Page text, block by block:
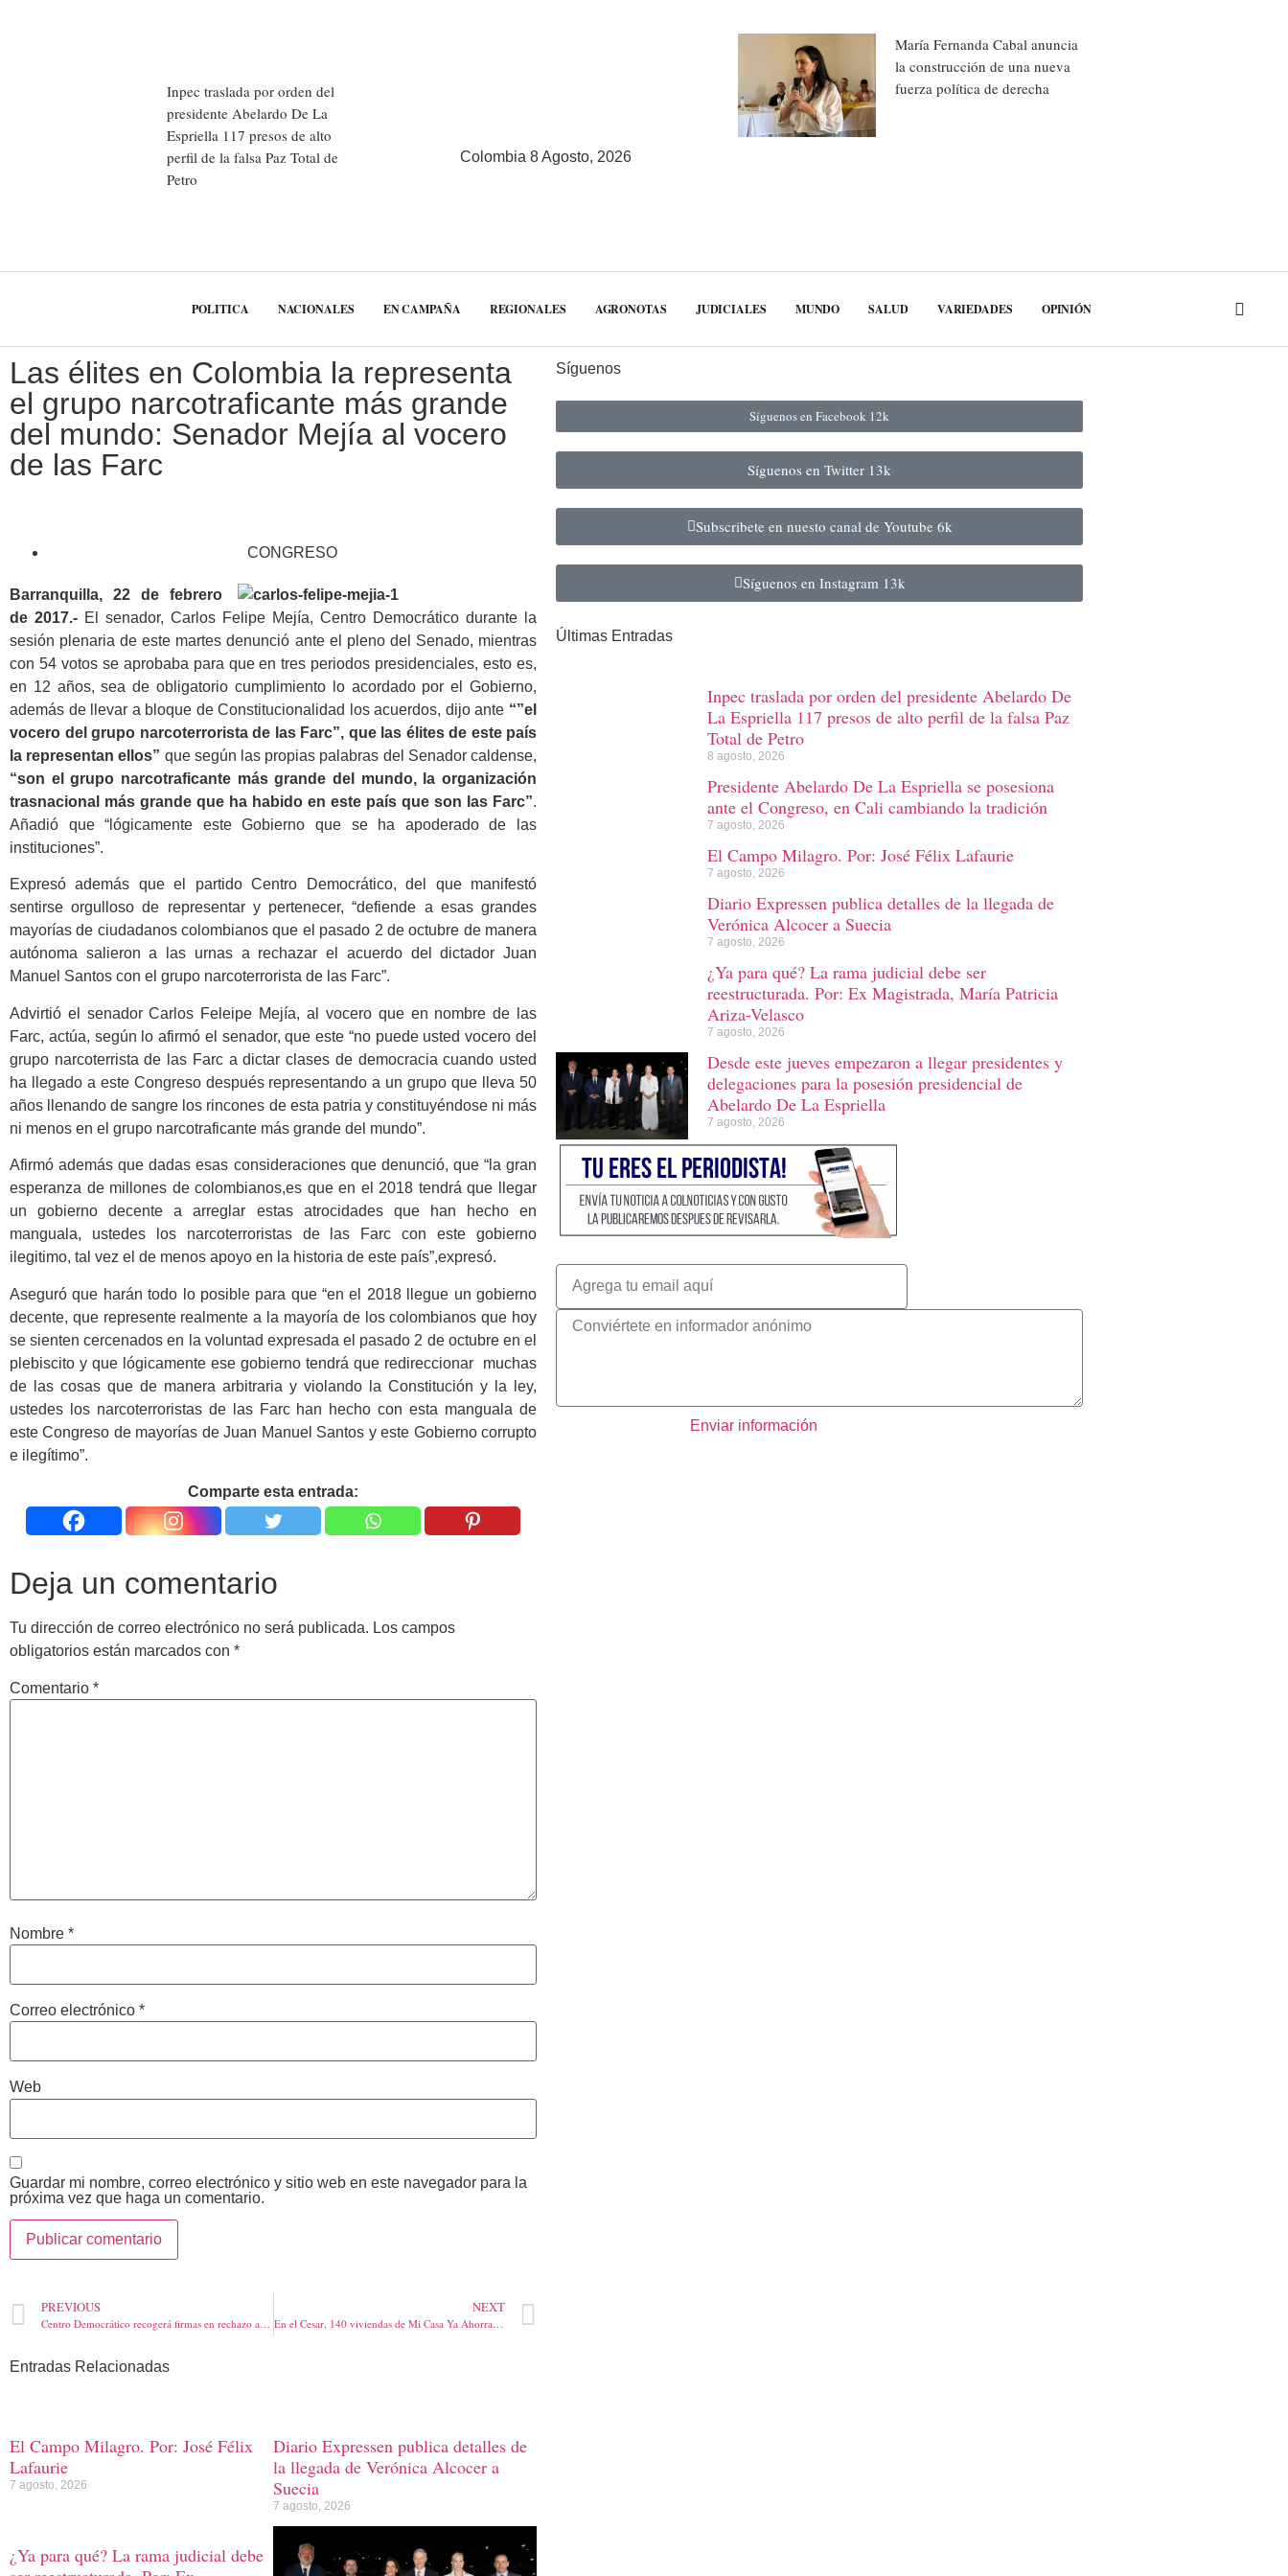
Inpec traslada por orden del
presidente Abelardo De La
Espriella 117 presos de alto
perfil de la falsa Paz Total de
Petro
Colombia 8 Agosto, 2026
María Fernanda Cabal anuncia
la construcción de una nueva
fuerza política de derecha
POLITICA NACIONALES EN CAMPAÑA REGIONALES AGRONOTAS JUDICIALES MUNDO SALUD VARIEDADES OPINIÓN
Las élites en Colombia la representa
el grupo narcotraficante más grande
del mundo: Senador Mejía al vocero
de las Farc
CONGRESO
Barranquilla, 22 de febrero
de 2017.- El senador, Carlos Felipe Mejía, Centro Democrático durante la
sesión plenaria de este martes denunció ante el pleno del Senado, mientras
con 54 votos se aprobaba para que en tres periodos presidenciales, esto es,
en 12 años, sea de obligatorio cumplimiento lo acordado por el Gobierno,
además de llevar a bloque de Constitucionalidad los acuerdos, dijo ante “”el
vocero del grupo narcoterrorista de las Farc”, que las élites de este país
la representan ellos” que según las propias palabras del Senador caldense,
“son el grupo narcotraficante más grande del mundo, la organización
trasnacional más grande que ha habido en este país que son las Farc”.
Añadió que “lógicamente este Gobierno que se ha apoderado de las
instituciones”.
Expresó además que el partido Centro Democrático, del que manifestó
sentirse orgulloso de representar y pertenecer, “defiende a esas grandes
mayorías de ciudadanos colombianos que el pasado 2 de octubre de manera
autónoma salieron a las urnas a rechazar el acuerdo del dictador Juan
Manuel Santos con el grupo narcoterrorista de las Farc”.
Advirtió el senador Carlos Feleipe Mejía, al vocero que en nombre de las
Farc, actúa, según lo afirmó el senador, que este “no puede usted vocero del
grupo narcoterrista de las Farc a dictar clases de democracia cuando usted
ha llegado a este Congreso después representando a un grupo que lleva 50
años llenando de sangre los rincones de esta patria y constituyéndose ni más
ni menos en el grupo narcotraficante más grande del mundo”.
Afirmó además que dadas esas consideraciones que denunció, que “la gran
esperanza de millones de colombianos,es que en el 2018 tendrá que llegar
un gobierno decente a arreglar estas atrocidades que han hecho en
manguala, ustedes los narcoterroristas de las Farc con este gobierno
ilegitimo, tal vez el de menos apoyo en la historia de este país”,expresó.
Aseguró que harán todo lo posible para que “en el 2018 llegue un gobierno
decente, que represente realmente a la mayoría de los colombianos que hoy
se sienten cercenados en la voluntad expresada el pasado 2 de octubre en el
plebiscito y que lógicamente ese gobierno tendrá que redireccionar muchas
de las cosas que de manera arbitraria y violando la Constitución y la ley,
ustedes los narcoterroristas de las Farc han hecho con esta manguala de
este Congreso de mayorías de Juan Manuel Santos y este Gobierno corrupto
e ilegítimo”.
Comparte esta entrada:
Deja un comentario
Tu dirección de correo electrónico no será publicada. Los campos
obligatorios están marcados con *
Comentario *
Nombre *
Correo electrónico *
Web
Guardar mi nombre, correo electrónico y sitio web en este navegador para la
próxima vez que haga un comentario.
PREVIOUS
Centro Democrático recogerá firmas en rechazo a últimos golpes con Acuerdo Santos-Farcdel Gobierno: Expresidente Uribe
NEXT
En el Cesar, 140 viviendas de Mi Casa Ya Ahorradores’ se convirtieron en vivienda gratuita
Entradas Relacionadas
El Campo Milagro. Por: José Félix
Lafaurie
7 agosto, 2026
Diario Expressen publica detalles de
la llegada de Verónica Alcocer a
Suecia
7 agosto, 2026
¿Ya para qué? La rama judicial debe
Síguenos
Síguenos en Facebook 12k
Síguenos en Twitter 13k
Subscribete en nuesto canal de Youtube 6k
Síguenos en Instagram 13k
Últimas Entradas
Inpec traslada por orden del presidente Abelardo De
La Espriella 117 presos de alto perfil de la falsa Paz
Total de Petro
8 agosto, 2026
Presidente Abelardo De La Espriella se posesiona
ante el Congreso, en Cali cambiando la tradición
7 agosto, 2026
El Campo Milagro. Por: José Félix Lafaurie
7 agosto, 2026
Diario Expressen publica detalles de la llegada de
Verónica Alcocer a Suecia
7 agosto, 2026
¿Ya para qué? La rama judicial debe ser
reestructurada. Por: Ex Magistrada, María Patricia
Ariza-Velasco
7 agosto, 2026
Desde este jueves empezaron a llegar presidentes y
delegaciones para la posesión presidencial de
Abelardo De La Espriella
7 agosto, 2026
Enviar información